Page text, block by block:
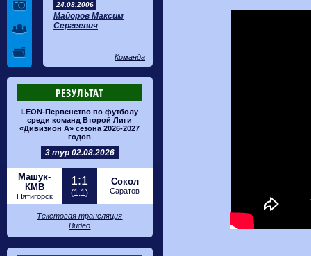
24.08.2006
Майоров Максим
Сергеевич
Команда
РЕЗУЛЬТАТ
LEON-Первенство по футболу
среди команд Второй Лиги
«Дивизион А» сезона 2026-2027
годов
3 тур 02.08.2026
Машук-
КМВ
Пятигорск
1:1
(1:1)
Сокол
Саратов
Текстовая трансляция
Видео